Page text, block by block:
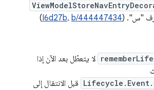
"س". ( I6d27b، b/444447434
)
لا يتعطّل بعد الآن إذا
قبل الانتقال إلى